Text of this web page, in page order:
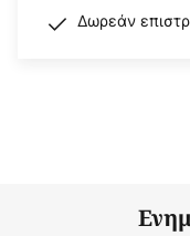
Δωρεάν